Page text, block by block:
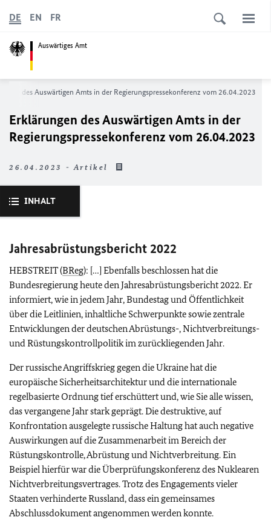
Auswärtiges Amt
DE EN FR
des Auswärtigen Amts in der Regierungspressekonferenz vom 26.04.2023
Erklärungen des Auswärtigen Amts in der
Regierungspressekonferenz vom 26.04.2023
26.04.2023 - Artikel
INHALT
Jahresabrüstungsbericht 2022
HEBSTREIT (BReg): […] Ebenfalls beschlossen hat die
Bundesregierung heute den Jahresabrüstungsbericht 2022. Er
informiert, wie in jedem Jahr, Bundestag und Öffentlichkeit
über die Leitlinien, inhaltliche Schwerpunkte sowie zentrale
Entwicklungen der deutschen Abrüstungs-, Nichtverbreitungs-
und Rüstungskontrollpolitik im zurückliegenden Jahr.
Der russische Angriffskrieg gegen die Ukraine hat die
europäische Sicherheitsarchitektur und die internationale
regelbasierte Ordnung tief erschüttert und, wie Sie alle wissen,
das vergangene Jahr stark geprägt. Die destruktive, auf
Konfrontation ausgelegte russische Haltung hat auch negative
Auswirkungen auf die Zusammenarbeit im Bereich der
Rüstungskontrolle, Abrüstung und Nichtverbreitung. Ein
Beispiel hierfür war die Überprüfungskonferenz des Nuklearen
Nichtverbreitungsvertrages. Trotz des Engagements vieler
Staaten verhinderte Russland, dass ein gemeinsames
Abschlussdokument angenommen werden konnte.